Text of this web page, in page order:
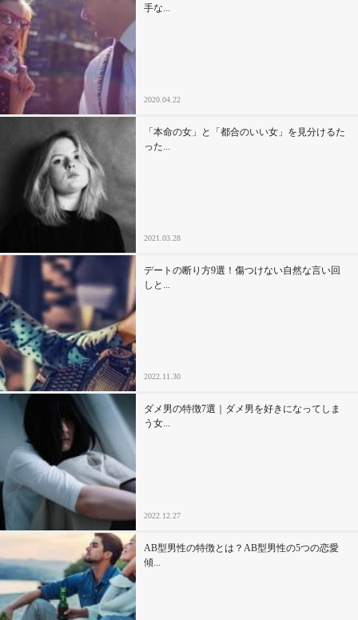
手な...
2020.04.22
「本命の女」と「都合のいい女」を見分けるた
った...
2021.03.28
デートの断り方9選！傷つけない自然な言い回
しと...
2022.11.30
ダメ男の特徴7選｜ダメ男を好きになってしま
う女...
2022.12.27
AB型男性の特徴とは？AB型男性の5つの恋愛
傾...